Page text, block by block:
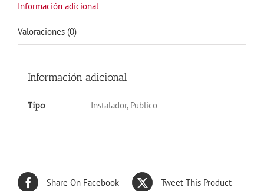
Información adicional
Valoraciones (0)
Información adicional
Tipo Instalador, Publico
Share On Facebook Tweet This Product